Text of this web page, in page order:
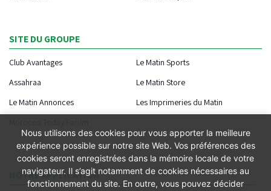
SITE DU GROUPE
Club Avantages
Le Matin Sports
Assahraa
Le Matin Store
Le Matin Annonces
Les Imprimeries du Matin
NOTRE APPLICATION
Nous utilisons des cookies pour vous apporter la meilleure
expérience possible sur notre site Web. Vos préférences des
cookies seront enregistrées dans la mémoire locale de votre
navigateur. Il s’agit notamment de cookies nécessaires au
fonctionnement du site. En outre, vous pouvez décider